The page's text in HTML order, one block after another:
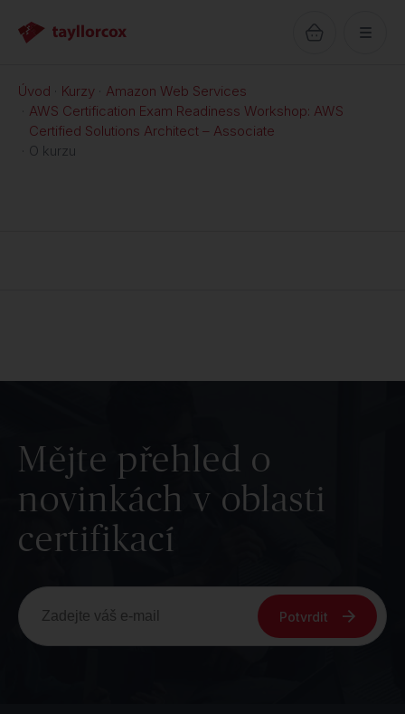
Úvod Kurzy
Amazon Web Services
AWS Certification Exam Readiness Workshop: AWS
Certified Solutions Architect – Associate
O kurzu
Mějte přehled o
novinkách v oblasti
certifikací
Potvrdit